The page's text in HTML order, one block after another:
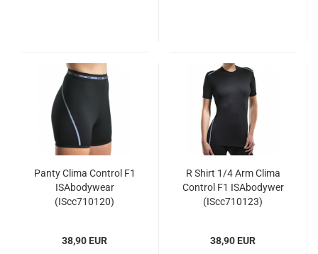
Panty Clima Control F1
ISAbodywear
(IScc710120)
38,90 EUR
R Shirt 1/4 Arm Clima
Control F1 ISAbodywer
(IScc710123)
38,90 EUR